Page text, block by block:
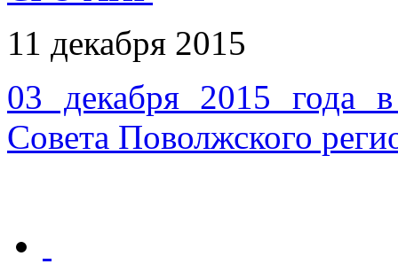
11 декабря 2015
03 декабря 2015 года
Совета Поволжского